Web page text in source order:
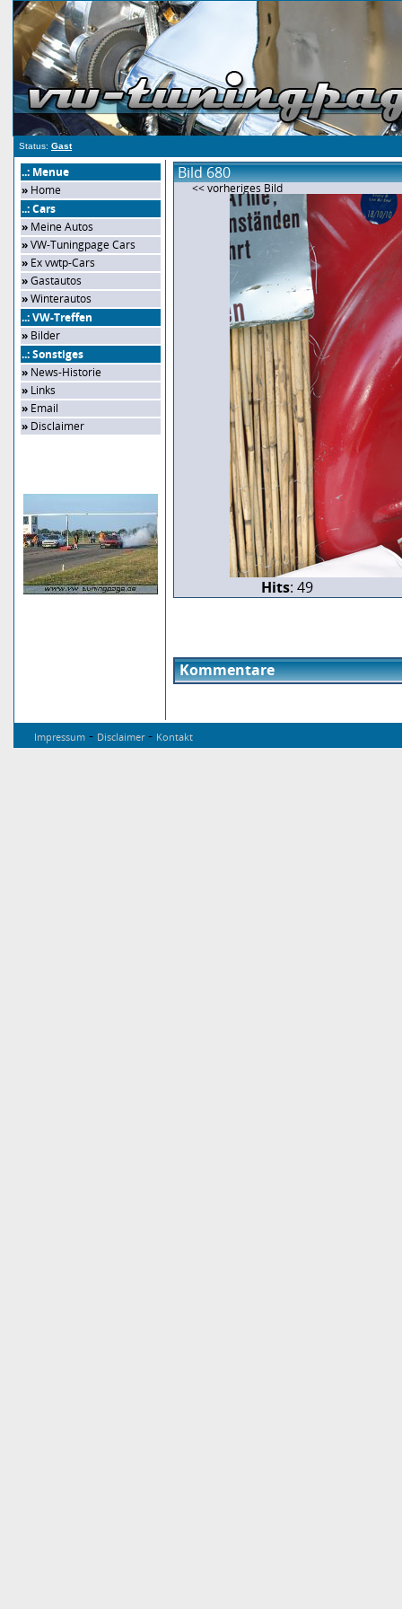
Status: Gast
..: Menue
» Home
..: Cars
» Meine Autos
»VW-Tuningpage Cars
» Ex vwtp-Cars
»Gastautos
»Winterautos
..: VW-Treffen
» Bilder
..: Sonstiges
» News-Historie
» Links
» Email
» Disclaimer
Bild 680
<< vorheriges Bild
Hits: 49
Kommentare
Impressum - Disclaimer- Kontakt